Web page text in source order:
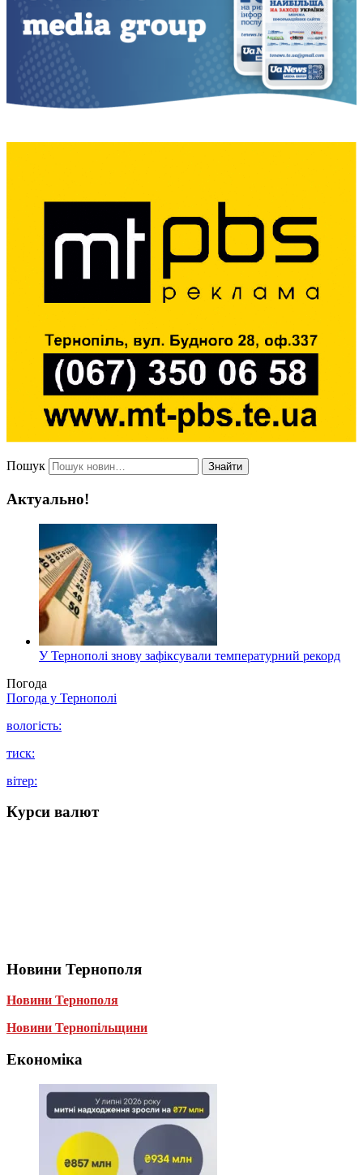
Пошук Знайти
Актуально!
У Тернополі знову зафіксували температурний рекорд
Погода
Погода у Тернополі
вологість:
тиск:
вітер:
Курси валют
Новини Тернополя
Новини Тернополя
Новини Тернопільщини
Економіка